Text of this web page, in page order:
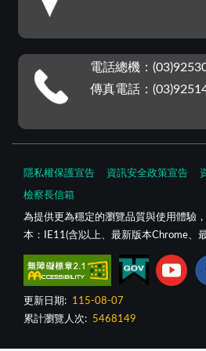
電話總機：
傳真電話：
隱私權保護宣告 資訊安全政策宣告
檢察長信箱
為提供更為穩定的瀏覽品質與使用體驗
本：IE11(含)以上、最新版本Chrome、
更新日期:
115-08-07
累計瀏覽人次:
5468149